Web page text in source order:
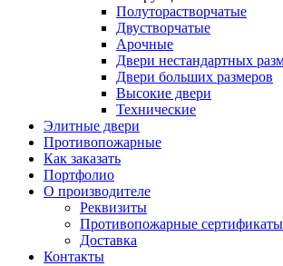
Полуторастворчатые
Двустворчатые
Арочные
Двери нестандартных
Двери больших размеров
Высокие двери
Технические
Элитные двери
Противопожарные
Как заказать
Портфолио
О производителе
Реквизиты
Противопожарные сертификаты
Доставка
Контакты